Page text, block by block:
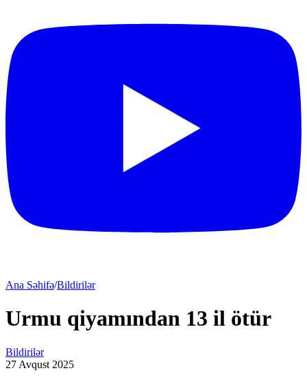
Ana Səhifə/Bildirilər
Urmu qiyamından 13 il ötür
Bildirilər
27 Avqust 2025